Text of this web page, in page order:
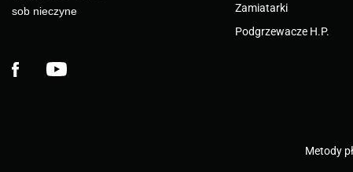
sob nieczyne
Zamiatarki
Podgrzewacze H.P.
Facebook
Metody